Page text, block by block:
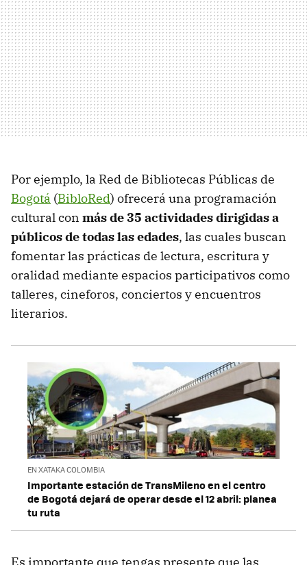
Por ejemplo, la Red de Bibliotecas Públicas de
Bogotá (BibloRed) ofrecerá una programación
cultural con más de 35 actividades dirigidas a
públicos de todas las edades, las cuales buscan
fomentar las prácticas de lectura, escritura y
oralidad mediante espacios participativos como
talleres, cineforos, conciertos y encuentros
literarios.
EN XATAKA COLOMBIA
Importante estación de TransMileno en el centro
de Bogotá dejará de operar desde el 12 abril: planea
tu ruta